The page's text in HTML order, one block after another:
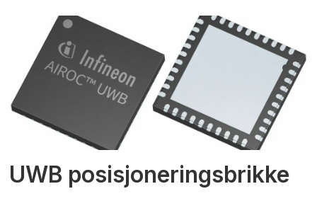
UWB posisjoneringsbrikke